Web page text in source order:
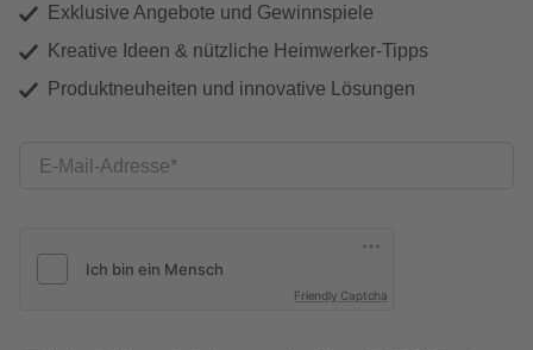
Exklusive Angebote und Gewinnspiele
Kreative Ideen & nützliche Heimwerker-Tipps
Produktneuheiten und innovative Lösungen
E-Mail-Adresse
Friendly Captcha